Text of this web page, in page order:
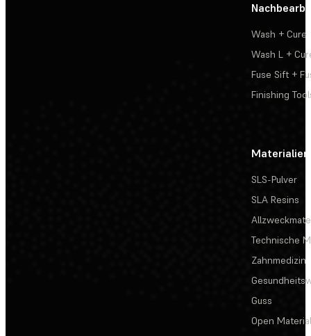
Wash + Cure
Wash L +
Fuse Sift +
Finishing
Materialien
SLS-Pulver
SLA Resins
Technische
Zahnmedizin
Guss
Open